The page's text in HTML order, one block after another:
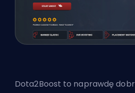
Dota2Boost to naprawdę